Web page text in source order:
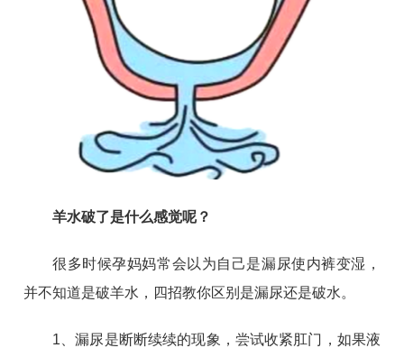
羊水破了是什么感觉呢？
很多时候孕妈妈常会以为自己是漏尿使内裤变湿，
并不知道是破羊水，四招教你区别是漏尿还是破水。
1、漏尿是断断续续的现象，尝试收紧肛门，如果液